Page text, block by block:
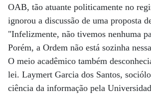
OAB, tão atuante politicamente no
ignorou a discussão de uma proposta
"Infelizmente, não tivemos nenhuma
Porém, a Ordem não está sozinha
O meio acadêmico também
lei. Laymert Garcia dos Santos,
ciência da informação pela